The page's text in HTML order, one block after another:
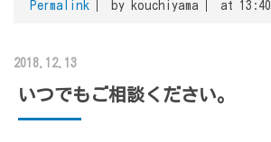
Permalink by kouchiyama at 13:40
2018.12.13
いつでもご相談ください。